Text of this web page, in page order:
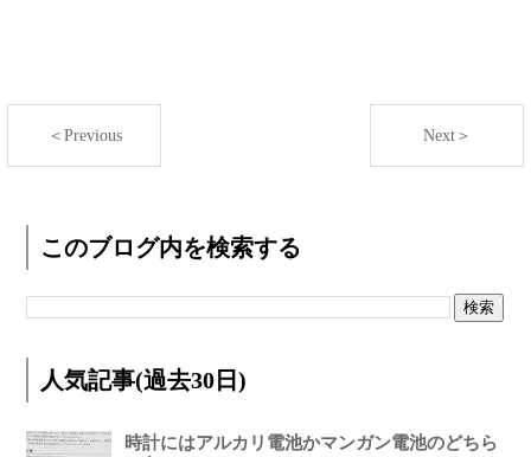
＜Previous Next＞
このブログ内を検索する
人気記事(過去30日)
時計にはアルカリ電池かマンガン電池のどちら